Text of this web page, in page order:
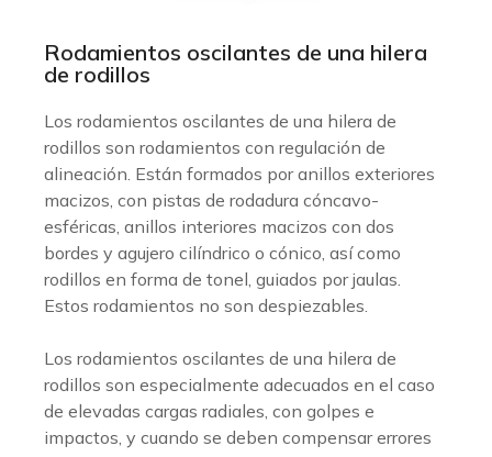
Rodamientos oscilantes de una hilera
de rodillos
Los rodamientos oscilantes de una hilera de
rodillos son rodamientos con regulación de
alineación. Están formados por anillos exteriores
macizos, con pistas de rodadura cóncavo-
esféricas, anillos interiores macizos con dos
bordes y agujero cilíndrico o cónico, así como
rodillos en forma de tonel, guiados por jaulas.
Estos rodamientos no son despiezables.
Los rodamientos oscilantes de una hilera de
rodillos son especialmente adecuados en el caso
de elevadas cargas radiales, con golpes e
impactos, y cuando se deben compensar errores